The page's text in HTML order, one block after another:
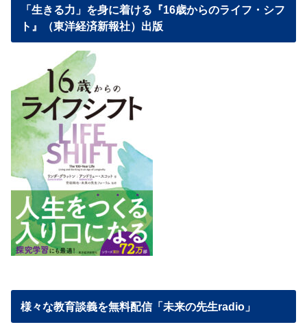
「生きる力」を身に着ける『16歳からのライフ・シフ
ト』（東洋経済新報社）出版
様々な教育談義を無料配信「未来の先生radio」